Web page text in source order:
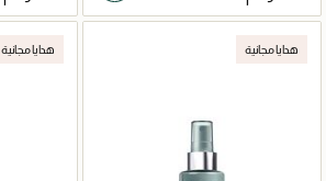
هدايا مجانية هدايا مجانية